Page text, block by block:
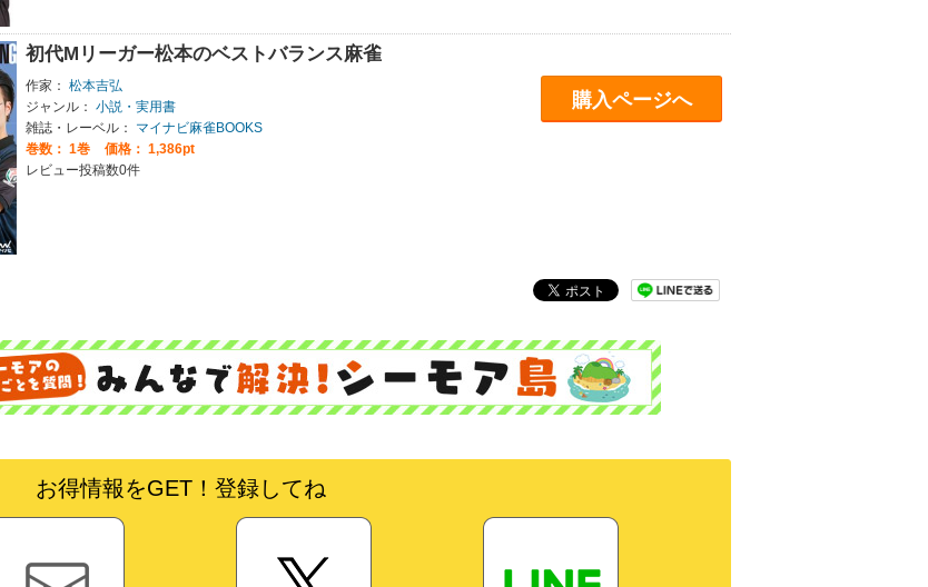
初代Mリーガー松本のベストバランス麻雀
作家： 松本吉弘
ジャンル： 小説・実用書
雑誌・レーベル：
マイナビ麻雀BOOKS
巻数： 1巻
価格： 1,386pt
レビュー投稿数0件
購入ページへ
お得情報をGET！登録してね